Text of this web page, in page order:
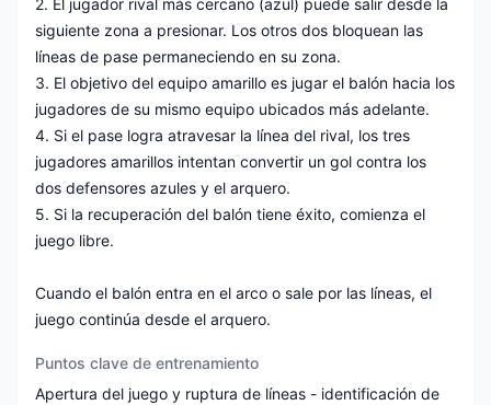
2. El jugador rival más cercano (azul) puede salir desde la
siguiente zona a presionar. Los otros dos bloquean las
líneas de pase permaneciendo en su zona.
3. El objetivo del equipo amarillo es jugar el balón hacia los
jugadores de su mismo equipo ubicados más adelante.
4. Si el pase logra atravesar la línea del rival, los tres
jugadores amarillos intentan convertir un gol contra los
dos defensores azules y el arquero.
5. Si la recuperación del balón tiene éxito, comienza el
juego libre.
Cuando el balón entra en el arco o sale por las líneas, el
juego continúa desde el arquero.
Puntos clave de entrenamiento
Apertura del juego y ruptura de líneas - identificación de